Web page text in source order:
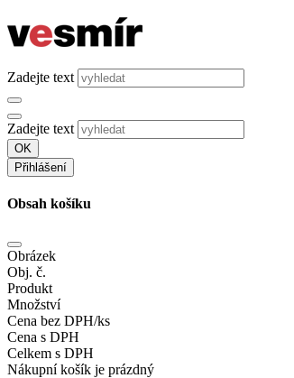
Zadejte text
Zadejte text
OK
Přihlášení
Obsah košíku
Obrázek
Obj. č.
Produkt
Množství
Cena bez DPH/ks
Cena s DPH
Celkem s DPH
Nákupní košík je prázdný